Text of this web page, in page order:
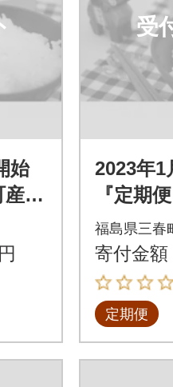
始
産コ
回
円
受
2023年1
『定期
シヒカ
福島県三春
寄付金額
定期便